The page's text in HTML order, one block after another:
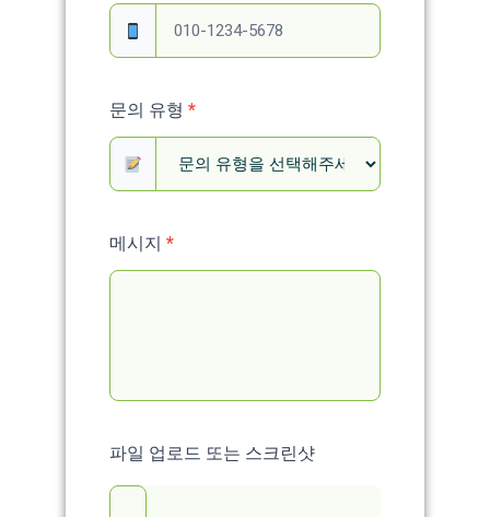
문의 유형 *
메시지 *
파일 업로드 또는 스크린샷